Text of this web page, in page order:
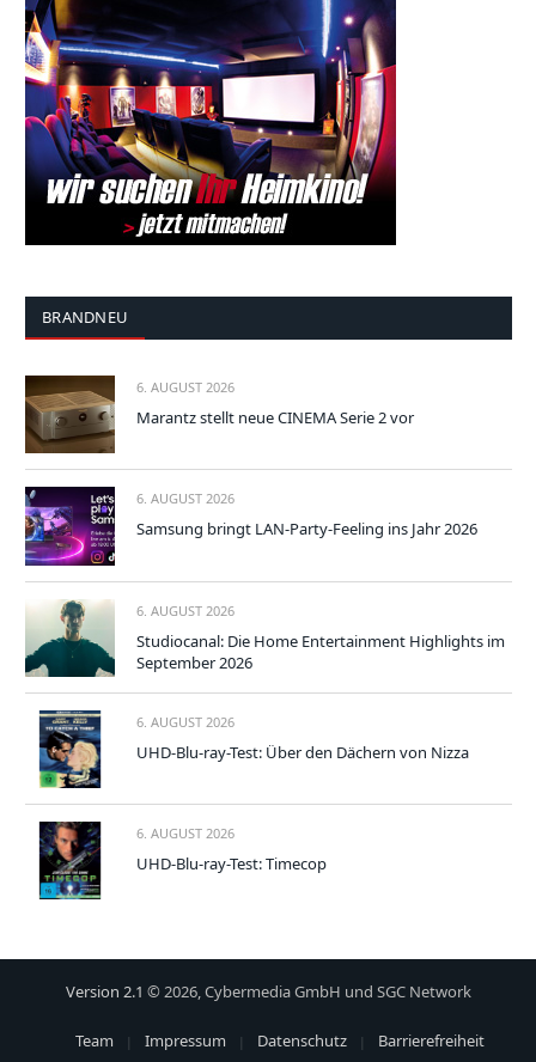
BRANDNEU
6. AUGUST 2026
Marantz stellt neue CINEMA Serie 2 vor
6. AUGUST 2026
Samsung bringt LAN-Party-Feeling ins Jahr 2026
6. AUGUST 2026
Studiocanal: Die Home Entertainment Highlights im
September 2026
6. AUGUST 2026
UHD-Blu-ray-Test: Über den Dächern von Nizza
6. AUGUST 2026
UHD-Blu-ray-Test: Timecop
Version 2.1 © 2026, Cybermedia GmbH und SGC Network
Team Impressum Datenschutz
Barrierefreiheit